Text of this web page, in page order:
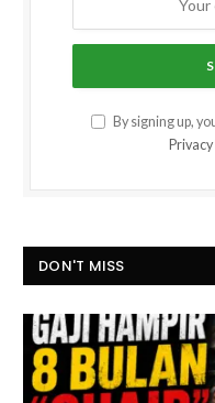
By signing up,
Privacy
DON'T MISS